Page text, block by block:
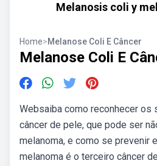
Melanosis coli y
Home>Melanose Coli E Câncer
Melanose Coli E
Websaiba como reconhecer os
câncer de pele, que pode ser
melanoma, e como se prevenir
melanoma é o terceiro câncer